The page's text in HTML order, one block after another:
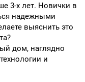
3-х лет. Новички в
надежными
выяснить это
дом, наглядно
и